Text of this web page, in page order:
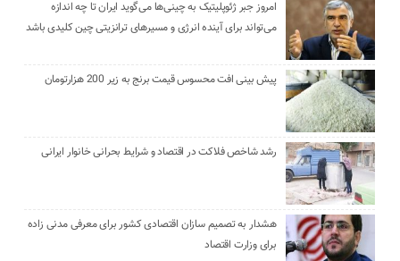
امروز جبر ژئوپلیتیک به چینی‌ها می‌گوید ایران تا چه اندازه
می‌تواند برای آینده انرژی و مسیرهای ترانزیتی چین کلیدی باشد
پیش بینی افت محسوس قیمت برنج به زیر 200 هزارتومان
رشد شاخص فلاکت در اقتصاد و شرایط بحرانی خانوار ایرانی
هشدار به تصمیم سازان اقتصادی کشور برای معرفی مدنی زاده
برای وزارت اقتصاد